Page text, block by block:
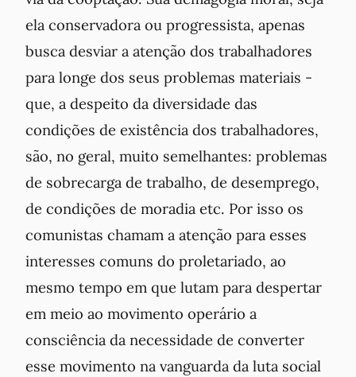
ela conservadora ou progressista, apenas
busca desviar a atenção dos trabalhadores
para longe dos seus problemas materiais -
que, a despeito da diversidade das
condições de existência dos trabalhadores,
são, no geral, muito semelhantes: problemas
de sobrecarga de trabalho, de desemprego,
de condições de moradia etc. Por isso os
comunistas chamam a atenção para esses
interesses comuns do proletariado, ao
mesmo tempo em que lutam para despertar
em meio ao movimento operário a
consciência da necessidade de converter
esse movimento na vanguarda da luta social